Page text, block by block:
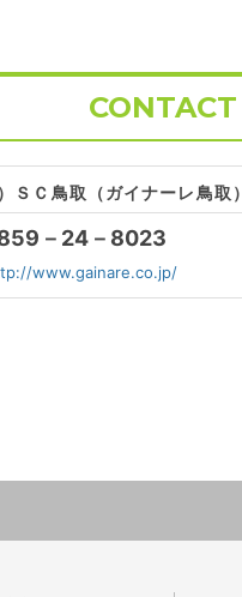
CONTACT
）ＳＣ鳥取（ガイナーレ鳥取）
－24－8023
www.gainare.co.jp/